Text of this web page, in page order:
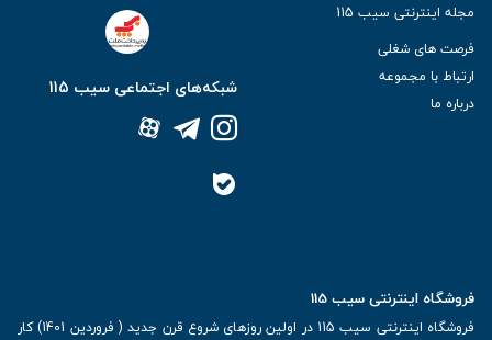
مجله اینترنتی سیب 115
فرصت های شغلی
ارتباط با مجموعه
درباره ما
شبکه‌های اجتماعی سیب 115
فروشگاه اینترنتی سیب 115
فروشگاه اینترنتی سیب 115 در اولین روزهای شروع قرن جدید ( فروردین 1401) کار